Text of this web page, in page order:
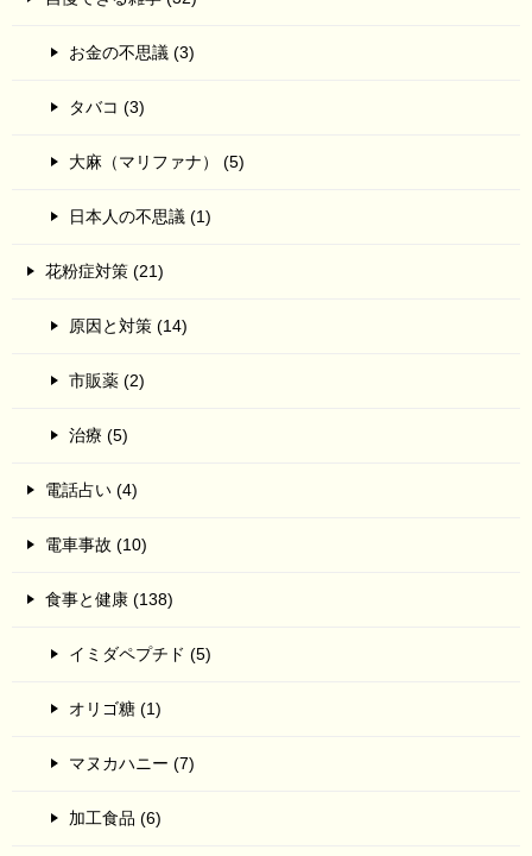
お金の不思議 (3)
タバコ (3)
大麻（マリファナ） (5)
日本人の不思議 (1)
花粉症対策 (21)
原因と対策 (14)
市販薬 (2)
治療 (5)
電話占い (4)
電車事故 (10)
食事と健康 (138)
イミダペプチド (5)
オリゴ糖 (1)
マヌカハニー (7)
加工食品 (6)